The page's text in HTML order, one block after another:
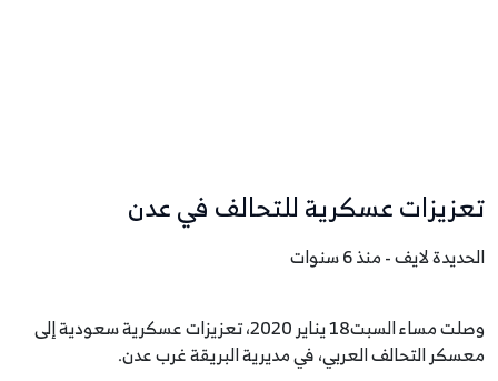
تعزيزات عسكرية للتحالف في عدن
الحديدة لايف - منذ 6 سنوات
وصلت مساء السبت18 يناير 2020، تعزيزات عسكرية سعودية إلى
معسكر التحالف العربي، في مديرية البريقة غرب عدن.